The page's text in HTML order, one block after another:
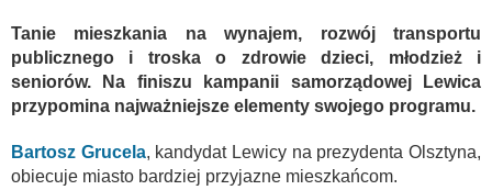
Tanie mieszkania na wynajem, rozwój transportu
publicznego i troska o zdrowie dzieci, młodzież i
seniorów. Na finiszu kampanii samorządowej Lewica
przypomina najważniejsze elementy swojego programu.
Bartosz Grucela, kandydat Lewicy na prezydenta Olsztyna,
obiecuje miasto bardziej przyjazne mieszkańcom.